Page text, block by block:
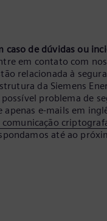
caso de dúvidas ou
em contato com
relacionada à
da Siemens
problema de
apenas e-mails em
comunicação
até ao